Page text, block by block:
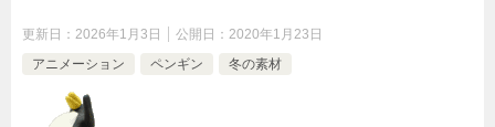
更新日： 2026年1月3日 公開日： 2020年1月23日
アニメーション
ペンギン 冬の素材